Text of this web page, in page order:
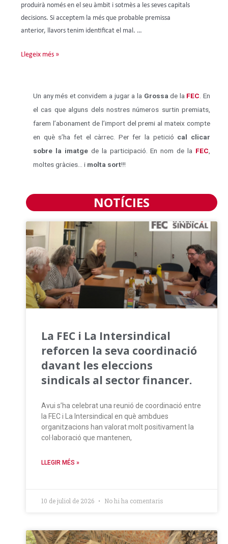
produirà només en el seu àmbit i sotmès a les seves capitals
decisions. Si acceptem la més que probable premissa
anterior, llavors tenim identificat el mal. …
Llegeix més »
Un any més et convidem a jugar a la Grossa de la FEC . En
el cas que alguns dels nostres números surtin premiats,
farem l’abonament de l’import del premi al mateix compte
en què s’ha fet el càrrec. Per fer la petició cal clicar
sobre la imatgede la participació. En nom de la FEC
moltes gràcies… i molta sort!!!
NOTÍCIES
La FEC i La Intersindical
reforcen la seva coordinació
davant les eleccions
sindicals al sector financer.
Avui s’ha celebrat una reunió de coordinació entre
la FEC i La Intersindical en què ambdues
organitzacions han valorat molt positivament la
col·laboració que mantenen,
LLEGIR MÉS »
10 de juliol de 2026 No hi ha comentaris